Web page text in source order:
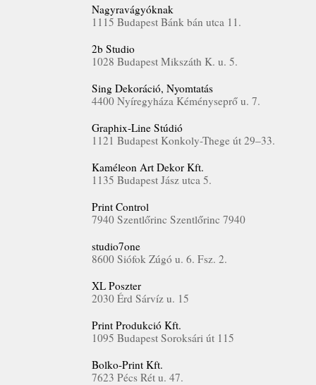
Nagyravágyóknak
1115 Budapest Bánk bán utca 11.
2b Studio
1028 Budapest Mikszáth K. u. 5.
Sing Dekoráció, Nyomtatás
4400 Nyíregyháza Kéményseprő u. 7.
Graphix-Line Stúdió
1121 Budapest Konkoly­­-Thege út 29–33.
Kaméleon Art Dekor Kft.
1135 Budapest Jász utca 5.
Print Control
7940 Szentlőrinc Szentlőrinc 7940
studio7one
8600 Siófok Zúgó u. 6. Fsz. 2.
XL Poszter
2030 Érd Sárvíz u. 15
Print Produkció Kft.
1095 Budapest Soroksári út 115
Bolko-Print Kft.
7623 Pécs Rét u. 47.